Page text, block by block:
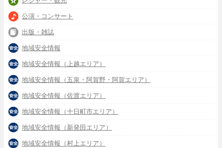
公演・コンサート
出版・雑誌
地域安全情報
地域安全情報（上越エリア）
地域安全情報（五泉・阿賀野・阿賀エリア）
地域安全情報（佐渡エリア）
地域安全情報（十日町市エリア）
地域安全情報（新発田エリア）
地域安全情報（村上エリア）